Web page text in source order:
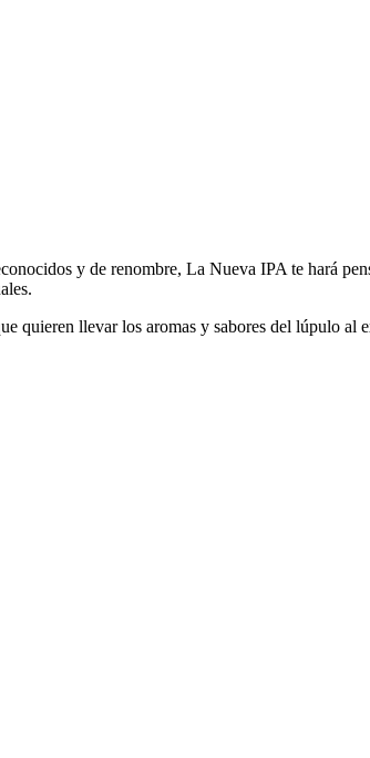
y de renombre, La Nueva IPA te hará
quieren llevar los aromas y sabores del lúpulo al